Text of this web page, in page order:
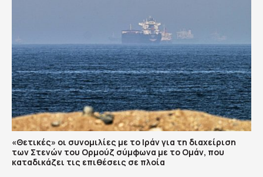
«Θετικές» οι συνομιλίες με το Ιράν για τη διαχείριση
των Στενών του Ορμούζ σύμφωνα με το Ομάν, που
καταδικάζει τις επιθέσεις σε πλοία